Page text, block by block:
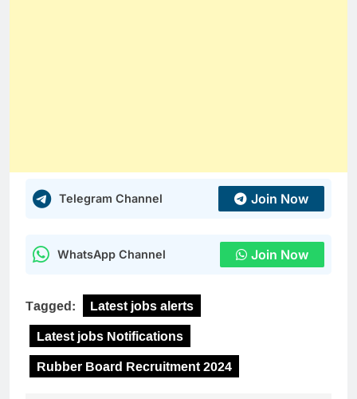
Telegram Channel Join Now
WhatsApp Channel Join Now
Tagged:
Latest jobs alerts
Latest jobs Notifications
Rubber Board Recruitment 2024